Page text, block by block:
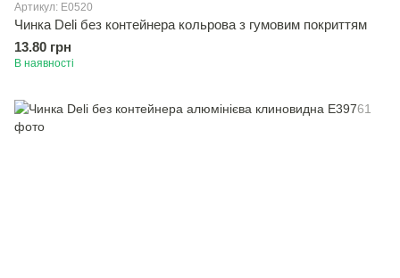
Артикул: E0520
Чинка Deli без контейнера кольрова з гумовим покриттям
13.80 грн
В наявності